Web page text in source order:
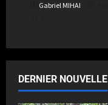
Gabriel MIHAI
DERNIER NOUVELLE